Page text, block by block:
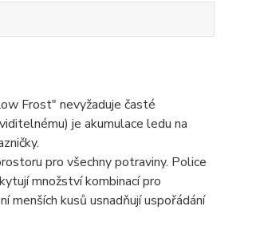
Frost" nevyžaduje časté
je akumulace ledu na
pro všechny potraviny. Police
množství kombinací pro
menších kusů usnadňují uspořádání